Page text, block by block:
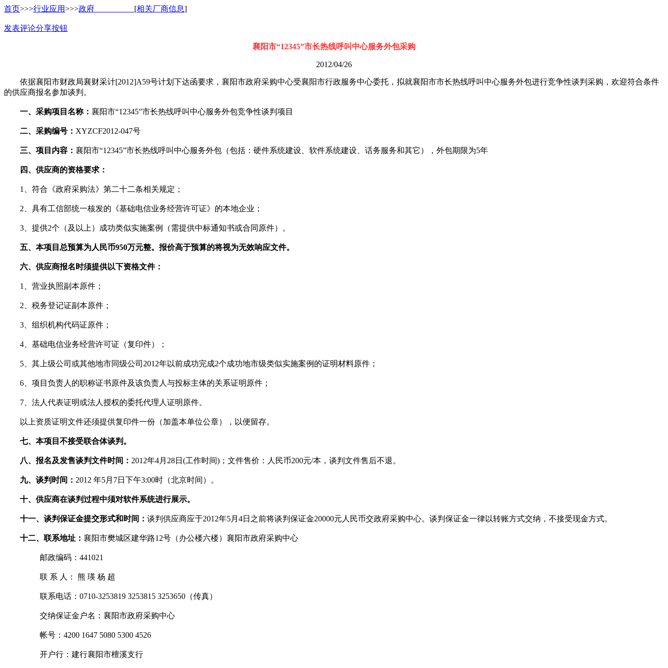
首页>>>行业应用>>>政府 [相关厂商信息]
发表评论分享按钮
襄阳市“12345”市长热线呼叫中心服务外包采购
2012/04/26
依据襄阳市财政局襄财采计[2012]A59号计划下达函要求，襄阳市政府采购中心受襄阳市行政服务中心委托，拟就襄阳市市长热线呼叫中心服务外包进行竞争性谈判采购，欢迎符合条件
的供应商报名参加谈判。
一、采购项目名称： 襄阳市“12345”市长热线呼叫中心服务外包竞争性谈判项目
二、采购编号： XYZCF2012-047号
三、项目内容： 襄阳市“12345”市长热线呼叫中心服务外包（包括：硬件系统建设、软件系统建设、话务服务和其它），外包期限为5年
四、供应商的资格要求：
1、符合《政府采购法》第二十二条相关规定；
2、具有工信部统一核发的《基础电信业务经营许可证》的本地企业；
3、提供2个（及以上）成功类似实施案例（需提供中标通知书或合同原件）。
五、本项目总预算为人民币950万元整。报价高于预算的将视为无效响应文件。
六、供应商报名时须提供以下资格文件：
1、营业执照副本原件；
2、税务登记证副本原件；
3、组织机构代码证原件；
4、基础电信业务经营许可证（复印件）；
5、其上级公司或其他地市同级公司2012年以前成功完成2个成功地市级类似实施案例的证明材料原件；
6、项目负责人的职称证书原件及该负责人与投标主体的关系证明原件；
7、法人代表证明或法人授权的委托代理人证明原件。
以上资质证明文件还须提供复印件一份（加盖本单位公章），以便留存。
七、本项目不接受联合体谈判。
八、报名及发售谈判文件时间： 2012年4月28日(工作时间)；文件售价：人民币200元/本，谈判文件售后不退。
九、谈判时间： 2012 年5月7日下午3:00时（北京时间）。
十、供应商在谈判过程中须对软件系统进行展示。
十一、谈判保证金提交形式和时间： 谈判供应商应于2012年5月4日之前将谈判保证金20000元人民币交政府采购中心。谈判保证金一律以转账方式交纳，不接受现金方式。
十二、联系地址： 襄阳市樊城区建华路12号（办公楼六楼）襄阳市政府采购中心
邮政编码：441021
联 系 人： 熊 瑛 杨 超
联系电话：0710-3253819 3253815 3253650（传真）
交纳保证金户名：襄阳市政府采购中心
帐号：4200 1647 5080 5300 4526
开户行：建行襄阳市檀溪支行